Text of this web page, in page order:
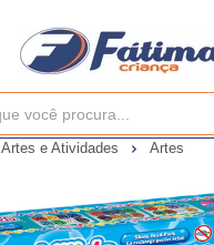
Artes e Atividades Artes